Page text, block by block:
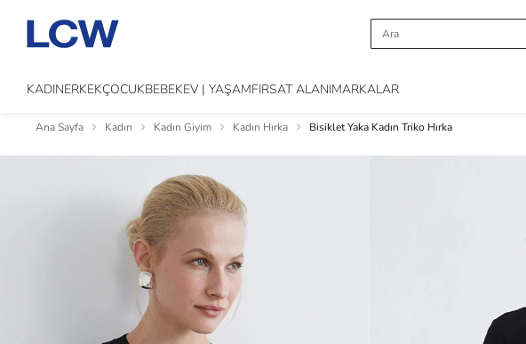
KADINERKEKÇOCUKBEBEKEV | YAŞAMFIRSAT ALANIMARKALAR
Ana Sayfa Kadın Kadın Giyim Kadın Hırka Bisiklet Yaka Kadın Triko Hırka